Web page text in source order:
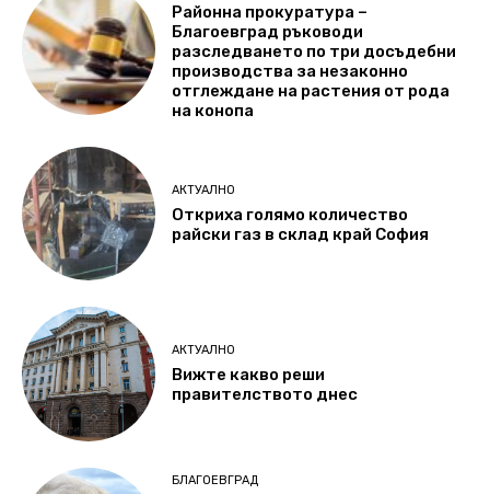
Районна прокуратура –
Благоевград ръководи
разследването по три досъдебни
производства за незаконно
отглеждане на растения от рода
на конопа
АКТУАЛНО
Откриха голямо количество
райски газ в склад край София
АКТУАЛНО
Вижте какво реши
правителството днес
БЛАГОЕВГРАД